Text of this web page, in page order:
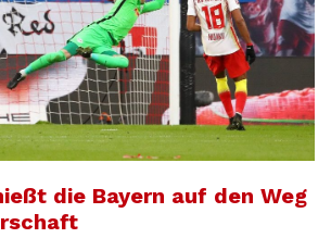
die Bayern auf den Weg